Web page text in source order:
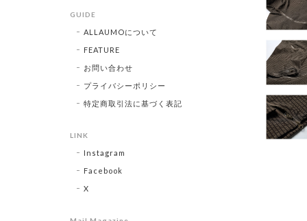
GUIDE
ALLAUMOについて
FEATURE
お問い合わせ
プライバシーポリシー
特定商取引法に基づく表記
LINK
Instagram
Facebook
X